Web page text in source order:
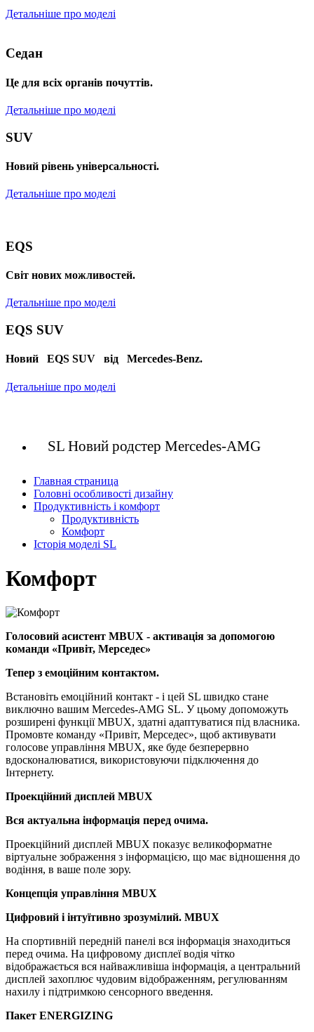
Детальніше про моделі
Седан
Це для всіх органів почуттів.
Детальніше про моделі
SUV
Новий рівень універсальності.
Детальніше про моделі
EQS
Cвіт нових можливостей.
Детальніше про моделі
EQS SUV
Новий EQS SUV від Mercedes-Benz.
Детальніше про моделі
SL Новий родстер Mercedes-AMG
Главная страница
Головні особливості дизайну
Продуктивність і комфорт
Продуктивність
Комфорт
Історія моделі SL
Комфорт
Голосовий асистент MBUX - активація за допомогою
команди «Привіт, Мерседес»
Тепер з емоційним контактом.
Встановіть емоційний контакт - і цей SL швидко стане
виключно вашим Mercedes-AMG SL. У цьому допоможуть
розширені функції MBUX, здатні адаптуватися під власника.
Промовте команду «Привіт, Мерседес», щоб активувати
голосове управління MBUX, яке буде безперервно
вдосконалюватися, використовуючи підключення до
Інтернету.
Проекційний дисплей MBUX
Вся актуальна інформація перед очима.
Проекційний дисплей MBUX показує великоформатне
віртуальне зображення з інформацією, що має відношення до
водіння, в ваше поле зору.
Концепція управління MBUX
Цифровий і інтуїтивно зрозумілий. MBUX
На спортивній передній панелі вся інформація знаходиться
перед очима. На цифровому дисплеї водія чітко
відображається вся найважливіша інформація, а центральний
дисплей захоплює чудовим відображенням, регулюванням
нахилу і підтримкою сенсорного введення.
Пакет ENERGIZING